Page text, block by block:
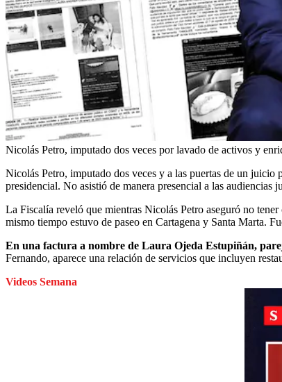
Nicolás Petro, imputado dos veces por lavado de activos y
Nicolás Petro, imputado dos veces y a las puertas de un
presidencial. No asistió de manera presencial a las
La Fiscalía reveló que mientras Nicolás Petro aseguró no
mismo tiempo estuvo de paseo en Cartagena y Santa Marta.
En una factura a nombre de Laura Ojeda Estupiñán,
Fernando, aparece una relación de servicios que incluyen
Videos Semana